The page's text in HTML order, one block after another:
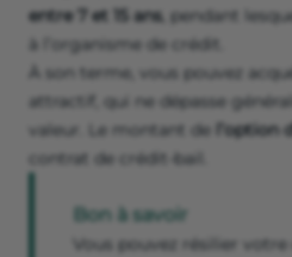
entre 7 et 15 ans, pendant
à l’organisme de crédit.
À son terme, vous pouvez
attractif, qui ne dépasse
valeur. Le montant de
l’option
contrat de crédit-bail.
Bon à savoir
Vous pouvez résilier